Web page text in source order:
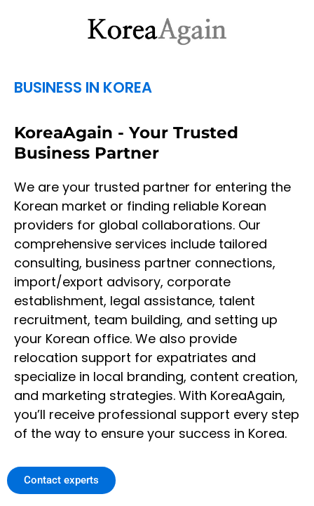
BUSINESS IN KOREA
KoreaAgain - Your Trusted
Business Partner
We are your trusted partner for entering the
Korean market or finding reliable Korean
providers for global collaborations. Our
comprehensive services include tailored
consulting, business partner connections,
import/export advisory, corporate
establishment, legal assistance, talent
recruitment, team building, and setting up
your Korean office. We also provide
relocation support for expatriates and
specialize in local branding, content creation,
and marketing strategies. With KoreaAgain,
you’ll receive professional support every step
of the way to ensure your success in Korea.
Contact experts